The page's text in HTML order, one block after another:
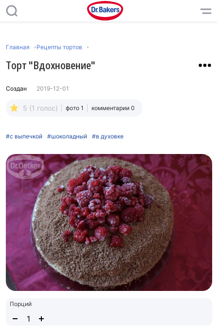
Главная Рецепты тортов
Торт "Вдохновение"
Создан 2019-12-01
5 (1 голос) фото 1 комментарии 0
#с выпечкой #шоколадный #в духовке
Порций